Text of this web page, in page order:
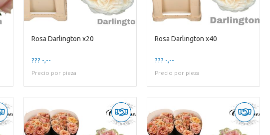
Rosa Darlington x20
??? -,--
Precio por pieza
Rosa Darlington x40
??? -,--
Precio por pieza